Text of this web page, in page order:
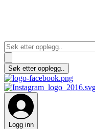
Logg inn